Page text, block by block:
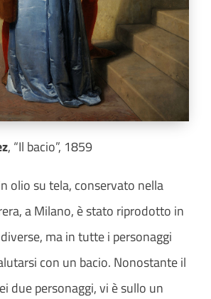
, “Il bacio”, 1859
olio su tela, conservato nella
a Milano, è stato riprodotto in
ma in tutte i personaggi
con un bacio. Nonostante il
due personaggi, vi è sullo un